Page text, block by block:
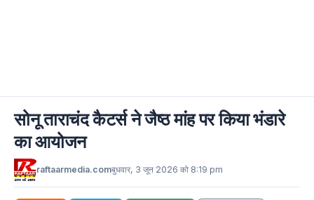
सोनू ताराचंद कैटर्स ने जैष्ठ मांह पर किया भंडारे
का आयोजन
raftaarmedia.comबुधवार, 3 जून 2026 को 8:19 pm